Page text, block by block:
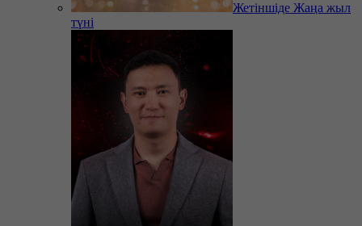
Жетіншіде Жаңа жыл
түні